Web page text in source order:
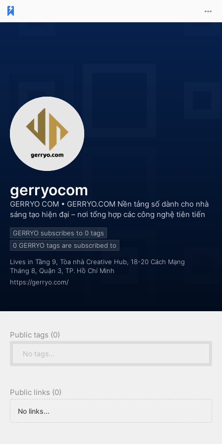
gerryocom
GERRYO COM • GERRYO.COM Nền tảng số dành cho nhà
sáng tạo hiện đại – nơi tổng hợp các công nghệ tiên tiến
GERRYO subscribes to 0 tags
0 GERRYO tags are subscribed to
Lives in Tầng 9, Tòa nhà Creative Hub, 18-20 Cách Mạng
Tháng 8, Quận 3, TP. Hồ Chí Minh
https://gerryo.com/
Public tags (0)
No tags...
Public links (0)
No links...